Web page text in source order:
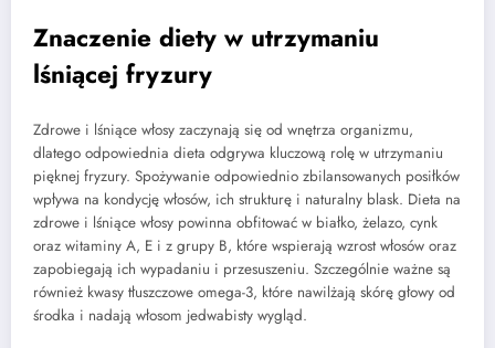
Znaczenie diety w utrzymaniu
lśniącej fryzury
Zdrowe i lśniące włosy zaczynają się od wnętrza organizmu,
dlatego odpowiednia dieta odgrywa kluczową rolę w utrzymaniu
pięknej fryzury. Spożywanie odpowiednio zbilansowanych posiłków
wpływa na kondycję włosów, ich strukturę i naturalny blask. Dieta na
zdrowe i lśniące włosy powinna obfitować w białko, żelazo, cynk
oraz witaminy A, E i z grupy B, które wspierają wzrost włosów oraz
zapobiegają ich wypadaniu i przesuszeniu. Szczególnie ważne są
również kwasy tłuszczowe omega-3, które nawilżają skórę głowy od
środka i nadają włosom jedwabisty wygląd.